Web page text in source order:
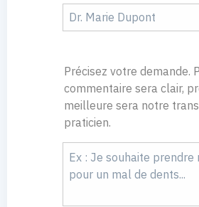
Précisez votre demande.
commentaire sera clair,
meilleure sera notre
praticien.